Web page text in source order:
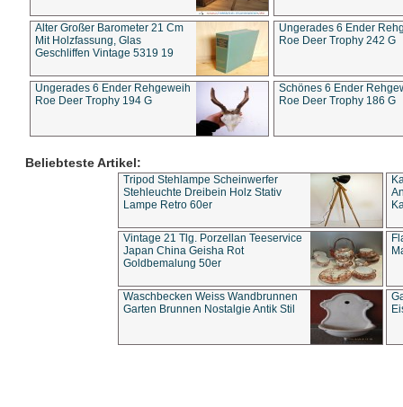
Alter Großer Barometer 21 Cm
Mit Holzfassung, Glas
Geschliffen Vintage 5319 19
Ungerades 6 Ender
Roe Deer Trophy 242 G
Ungerades 6 Ender Rehgeweih
Roe Deer Trophy 194 G
Schönes 6 Ender
Roe Deer Trophy 186 G
Beliebteste Artikel:
Tripod Stehlampe Scheinwerfer
Stehleuchte Dreibein Holz Stativ
Lampe Retro 60er
Vintage 21 Tlg. Porzellan Teeservice
Japan China Geisha Rot
Goldbemalung 50er
Waschbecken Weiss Wandbrunnen
Garten Brunnen Nostalgie Antik Stil